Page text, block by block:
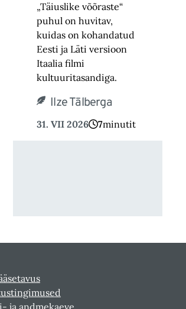
„Täiuslike võõraste“
puhul on huvitav,
kuidas on kohandatud
Eesti ja Läti versioon
Itaalia filmi
kultuuritasandiga.
Ilze Tālberga
31. VII 2026 7minutit
ja andmekaeve